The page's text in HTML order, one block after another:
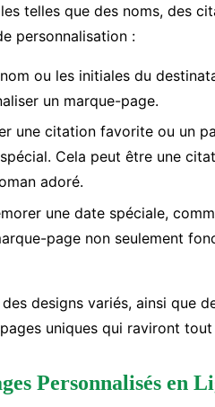
telles que des noms, des
personnalisation :
ou les initiales du
un marque-page.
une citation favorite ou un
Cela peut être une
adoré.
une date spéciale,
page non seulement
designs variés, ainsi que
uniques qui raviront
Personnalisés en